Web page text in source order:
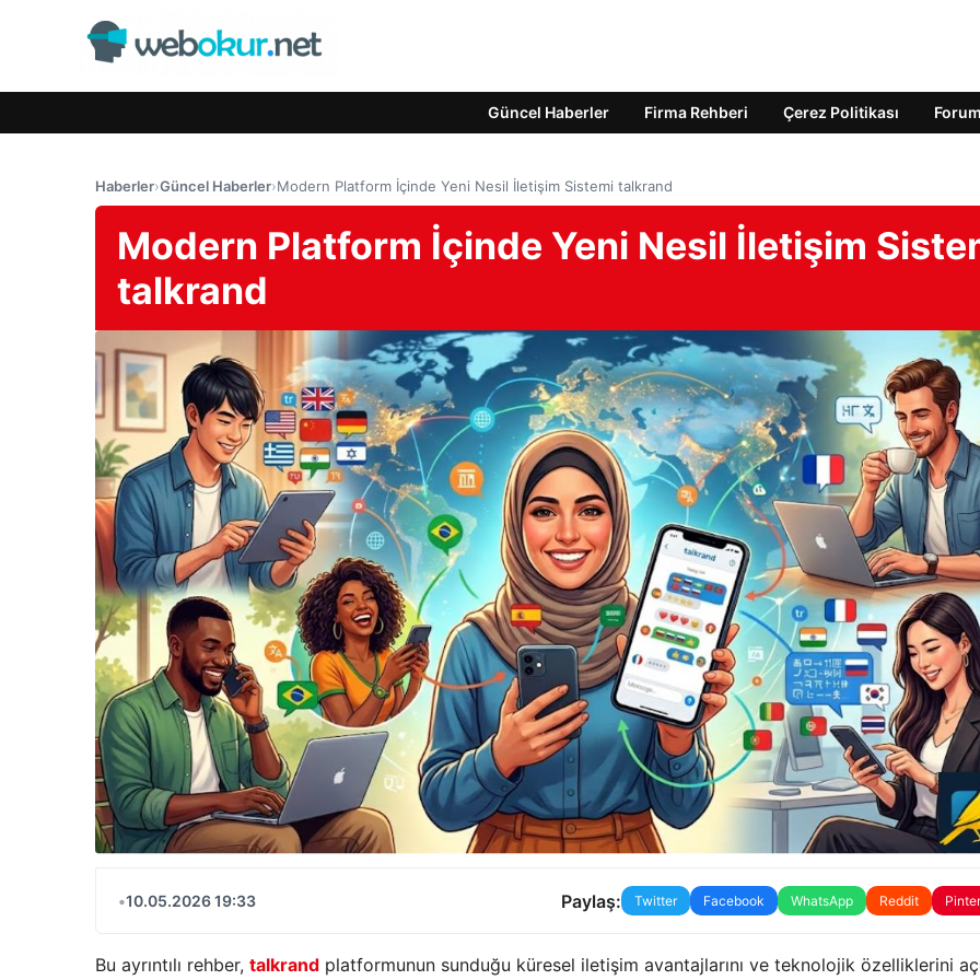
Güncel Haberler Firma Rehberi Çerez Politikası Forum
Haberler›Güncel Haberler›Modern Platform İçinde Yeni Nesil İletişim Sistemi talkrand
Modern Platform İçinde Yeni Nesil İletişim
talkrand
•10.05.2026 19:33 Paylaş: Twitter Facebook WhatsApp Reddit
Bu ayrıntılı rehber, talkrand platformunun sunduğu küresel iletişim avantajlarını ve teknolojik özelliklerini